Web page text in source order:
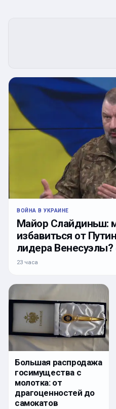
ВОЙНА В УКРАИНЕ
Майор Слайдиньш:
избавиться от
лидера Венесуэлы?
23 часа
Большая распродажа
госимущества с
молотка: от
драгоценностей до
самокатов